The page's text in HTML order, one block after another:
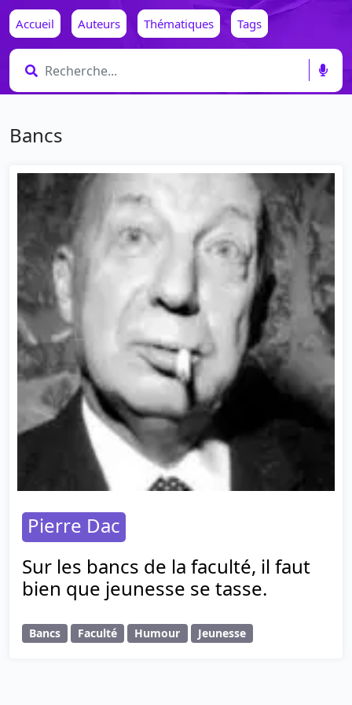
Accueil Auteurs Thématiques Tags
Bancs
Pierre Dac
Sur les bancs de la faculté, il faut
bien que jeunesse se tasse.
Bancs Faculté Humour Jeunesse